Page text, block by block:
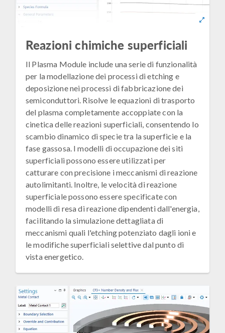
Reazioni chimiche superficiali
Il Plasma Module include una serie di funzionalità
per la modellazione dei processi di etching e
deposizione nei processi di fabbricazione dei
semiconduttori. Risolve le equazioni di trasporto
del plasma completamente accoppiate con la
cinetica delle reazioni superficiali, consentendo lo
scambio dinamico di specie tra la superficie e la
fase gassosa. I modelli di occupazione dei siti
superficiali possono essere utilizzati per
catturare con precisione i meccanismi di reazione
autolimitanti. Inoltre, le velocità di reazione
superficiale possono essere specificate con
modelli di resa di reazione dipendenti dall'energia,
facilitando la simulazione dettagliata di
meccanismi quali l'etching potenziato dagli ioni e
le modifiche superficiali selettive dal punto di
vista energetico.